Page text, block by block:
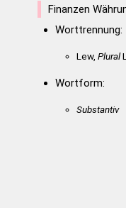
Finanzen
Worttrennung:
Lew, Plural
Wortform:
Substantiv